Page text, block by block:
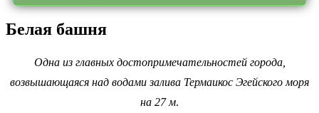
Белая башня
Одна из главных достопримечательностей города,
возвышающаяся над водами залива Термаикос Эгейского моря
на 27 м.